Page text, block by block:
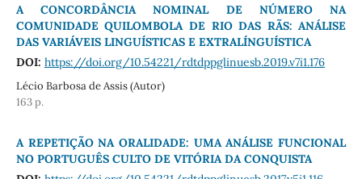
A CONCORDÂNCIA NOMINAL DE NÚMERO NA
COMUNIDADE QUILOMBOLA DE RIO DAS RÃS: ANÁLISE
DAS VARIÁVEIS LINGUÍSTICAS E EXTRALÍNGUÍSTICA
DOI: https://doi.org/10.54221/rdtdppglinuesb.2019.v7i1.176
Lécio Barbosa de Assis (Autor)
163 p.
A REPETIÇÃO NA ORALIDADE: UMA ANÁLISE FUNCIONAL
NO PORTUGUÊS CULTO DE VITÓRIA DA CONQUISTA